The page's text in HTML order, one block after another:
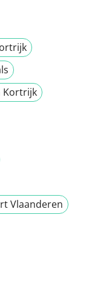
Kortrijk
Vlaanderen